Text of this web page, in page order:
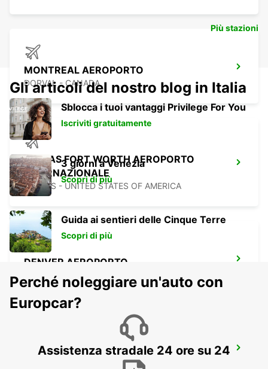
MONTREAL AEROPORTO
DORVAL - CANADA
DALLAS FORT WORTH AEROPORTO
INTERNAZIONALE
DALLAS - UNITED STATES OF AMERICA
DENVER AEROPORTO
DENVER - UNITED STATES OF AMERICA
AUSTIN AEROPORTO
AUSTIN - UNITED STATES OF AMERICA
Più stazioni
Gli articoli del nostro blog in Italia
Sblocca i tuoi vantaggi Privilege For You
Iscriviti gratuitamente
3 giorni a Venezia
Scopri di più
Guida ai sentieri delle Cinque Terre
Scopri di più
Perché noleggiare un'auto con
Europcar?
Assistenza stradale 24 ore su 24